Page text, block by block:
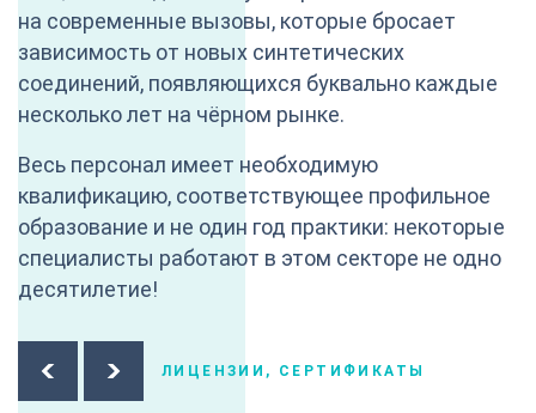
на современные вызовы, которые бросает
зависимость от новых синтетических
соединений, появляющихся буквально каждые
несколько лет на чёрном рынке.
Весь персонал имеет необходимую
квалификацию, соответствующее профильное
образование и не один год практики: некоторые
специалисты работают в этом секторе не одно
десятилетие!
ЛИЦЕНЗИИ, СЕРТИФИКАТЫ